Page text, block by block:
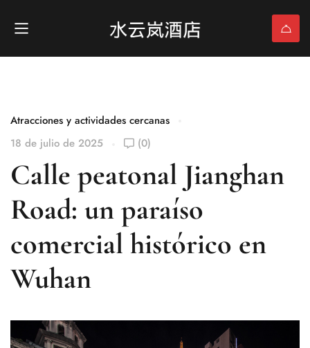
Atracciones y actividades cercanas
18 de julio de 2025
(0)
Calle peatonal Jianghan
Road: un paraíso
comercial histórico en
Wuhan